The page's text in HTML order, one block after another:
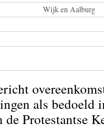
Wijk en Aalburg
als bedoeld
de Protestantse